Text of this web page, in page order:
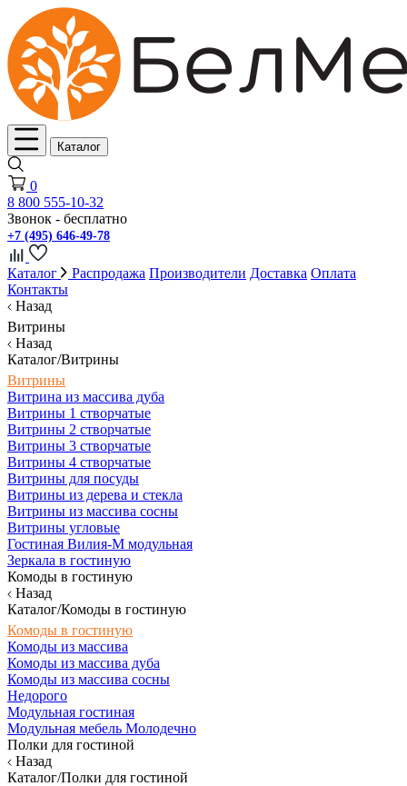
Каталог
0
8 800 555-10-32
Звонок - бесплатно
+7 (495) 646-49-78
Каталог Распродажа Производители Доставка Оплата
Контакты
Назад
Витрины
Назад
Каталог/Витрины
Витрины
Витрина из массива дуба
Витрины 1 створчатые
Витрины 2 створчатые
Витрины 3 створчатые
Витрины 4 створчатые
Витрины для посуды
Витрины из дерева и стекла
Витрины из массива сосны
Витрины угловые
Гостиная Вилия-М модульная
Зеркала в гостиную
Комоды в гостиную
Назад
Каталог/Комоды в гостиную
Комоды в гостиную
Комоды из массива
Комоды из массива дуба
Комоды из массива сосны
Недорого
Модульная гостиная
Модульная мебель Молодечно
Полки для гостиной
Назад
Каталог/Полки для гостиной